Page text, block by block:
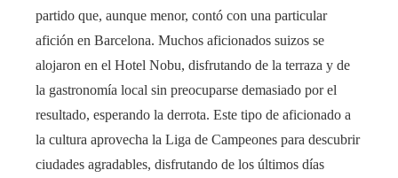
partido que, aunque menor, contó con una particular
afición en Barcelona. Muchos aficionados suizos se
alojaron en el Hotel Nobu, disfrutando de la terraza y de
la gastronomía local sin preocuparse demasiado por el
resultado, esperando la derrota. Este tipo de aficionado a
la cultura aprovecha la Liga de Campeones para descubrir
ciudades agradables, disfrutando de los últimos días